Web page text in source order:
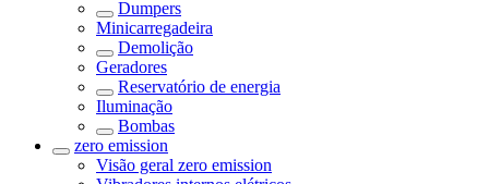
Dumpers
Minicarregadeira
Demolição
Geradores
Reservatório de energia
Iluminação
Bombas
zero emission
Visão geral zero emission